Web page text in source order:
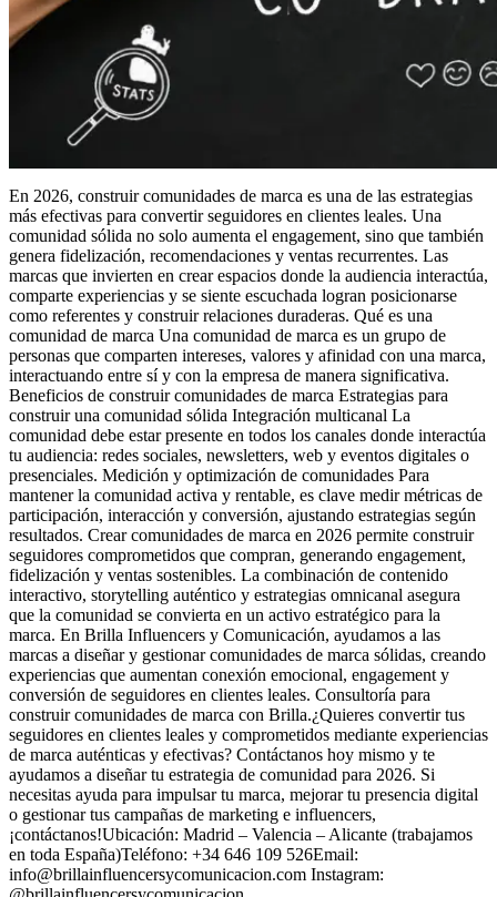
En 2026, construir comunidades de marca es una de las estrategias
más efectivas para convertir seguidores en clientes leales. Una
comunidad sólida no solo aumenta el engagement, sino que también
genera fidelización, recomendaciones y ventas recurrentes. Las
marcas que invierten en crear espacios donde la audiencia interactúa,
comparte experiencias y se siente escuchada logran posicionarse
como referentes y construir relaciones duraderas. Qué es una
comunidad de marca Una comunidad de marca es un grupo de
personas que comparten intereses, valores y afinidad con una marca,
interactuando entre sí y con la empresa de manera significativa.
Beneficios de construir comunidades de marca Estrategias para
construir una comunidad sólida Integración multicanal La
comunidad debe estar presente en todos los canales donde interactúa
tu audiencia: redes sociales, newsletters, web y eventos digitales o
presenciales. Medición y optimización de comunidades Para
mantener la comunidad activa y rentable, es clave medir métricas de
participación, interacción y conversión, ajustando estrategias según
resultados. Crear comunidades de marca en 2026 permite construir
seguidores comprometidos que compran, generando engagement,
fidelización y ventas sostenibles. La combinación de contenido
interactivo, storytelling auténtico y estrategias omnicanal asegura
que la comunidad se convierta en un activo estratégico para la
marca. En Brilla Influencers y Comunicación, ayudamos a las
marcas a diseñar y gestionar comunidades de marca sólidas, creando
experiencias que aumentan conexión emocional, engagement y
conversión de seguidores en clientes leales. Consultoría para
construir comunidades de marca con Brilla.¿Quieres convertir tus
seguidores en clientes leales y comprometidos mediante experiencias
de marca auténticas y efectivas? Contáctanos hoy mismo y te
ayudamos a diseñar tu estrategia de comunidad para 2026. Si
necesitas ayuda para impulsar tu marca, mejorar tu presencia digital
o gestionar tus campañas de marketing e influencers,
¡contáctanos!Ubicación: Madrid – Valencia – Alicante (trabajamos
en toda España)Teléfono: +34 646 109 526Email:
info@brillainfluencersycomunicacion.com Instagram: